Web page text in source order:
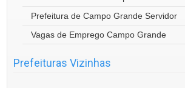
Prefeitura de Campo Grande Servidor
Vagas de Emprego Campo Grande
Prefeituras Vizinhas